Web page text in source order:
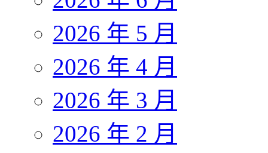
2026 年 5 月
2026 年 4 月
2026 年 3 月
2026 年 2 月